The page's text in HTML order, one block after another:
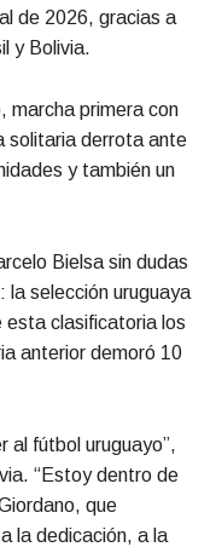
de 2026, gracias a
y Bolivia.
marcha primera con
solitaria derrota ante
y también un
Bielsa sin dudas
la selección uruguaya
esta clasificatoria los
anterior demoró 10
al fútbol uruguayo”,
“Estoy dentro de
que
la dedicación, a la